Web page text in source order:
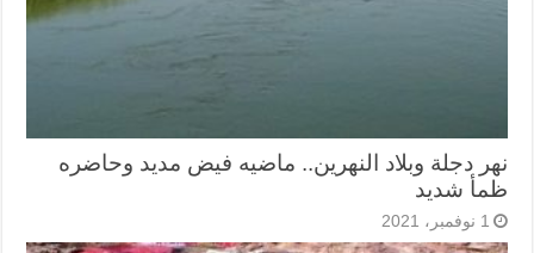
نهر دجلة وبلاد النهرين.. ماضيه فيض مديد وحاضره
ظمأ شديد
1 نوفمبر، 2021